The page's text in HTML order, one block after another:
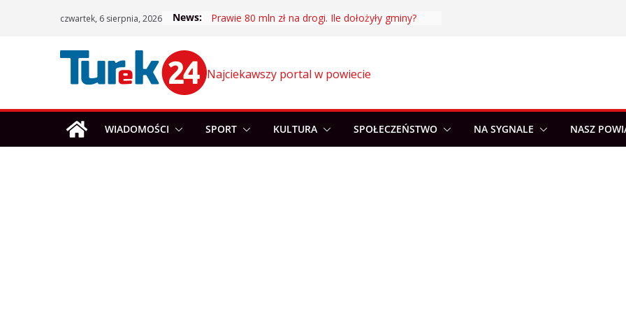
czwartek, 6 sierpnia, 2026 News: Prawie 80 mln zł na drogi. Ile dołożyły gminy?
Najciekawszy portal w powiecie
WIADOMOŚCI SPORT KULTURA SPOŁECZEŃSTWO NA SYGNALE NASZ